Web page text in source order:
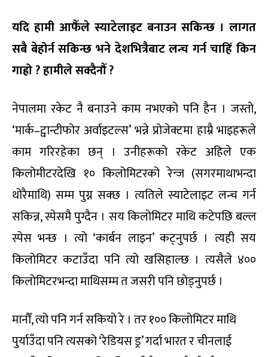
यदि हामी आफैँले स्याटेलाइट बनाउन सकिन्छ । लागत
सबै बेहोर्न सकिन्छ भने देशभित्रैबाट लन्च गर्न चाहिँ किन
गाह्रो ? हामीले सक्दैनौँ ?
नेपालमा रकेट नै बनाउने काम नभएको पनि हैन । जस्तो,
‘मार्क–ट्वान्टीफोर अर्वाइटल्स’ भन्ने प्रोजेक्टमा हाम्रै भाइहरूले
काम गरिरहेका छन् । उनीहरूको रकेट अहिले एक
किलोमीटरदेखि १० किलोमिटरको रेन्ज (सगरमाथाभन्दा
थोरैमाथि) सम्म पुग्न सक्छ । त्यतिले स्याटेलाइट लन्च गर्न
सकिन्न, स्पेसमै पुग्दैन । सय किलोमिटर माथि कटेपछि बल्ल
स्पेस भन्छ । त्यो ‘कार्बन लाइन’ कट्नुपर्छ । त्यही सय
किलोमिटर कटाउँदा पनि त्यो खसिहाल्छ । त्यसैले ४००
किलोमिटरभन्दा माथिसम्म त जसरी पनि छोड्नुपर्छ ।
मानौँ, त्यो पनि गर्न सकियो रे । तर १०० किलोमिटर माथि
पुर्याउँदा पनि त्यसको ‘रेडियस ड्र’ गर्दा भारत र चीनलाई